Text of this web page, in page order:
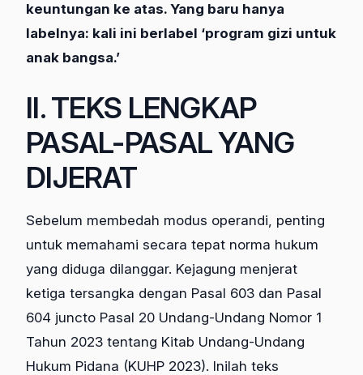
keuntungan ke atas. Yang baru hanya
labelnya: kali ini berlabel ‘program gizi untuk
anak bangsa.’
II. TEKS LENGKAP
PASAL-PASAL YANG
DIJERAT
Sebelum membedah modus operandi, penting
untuk memahami secara tepat norma hukum
yang diduga dilanggar. Kejagung menjerat
ketiga tersangka dengan Pasal 603 dan Pasal
604 juncto Pasal 20 Undang-Undang Nomor 1
Tahun 2023 tentang Kitab Undang-Undang
Hukum Pidana (KUHP 2023). Inilah teks